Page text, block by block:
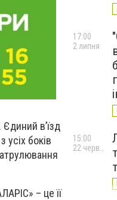
в’їзд
боків
– це її
17:00
2 липня
15:00